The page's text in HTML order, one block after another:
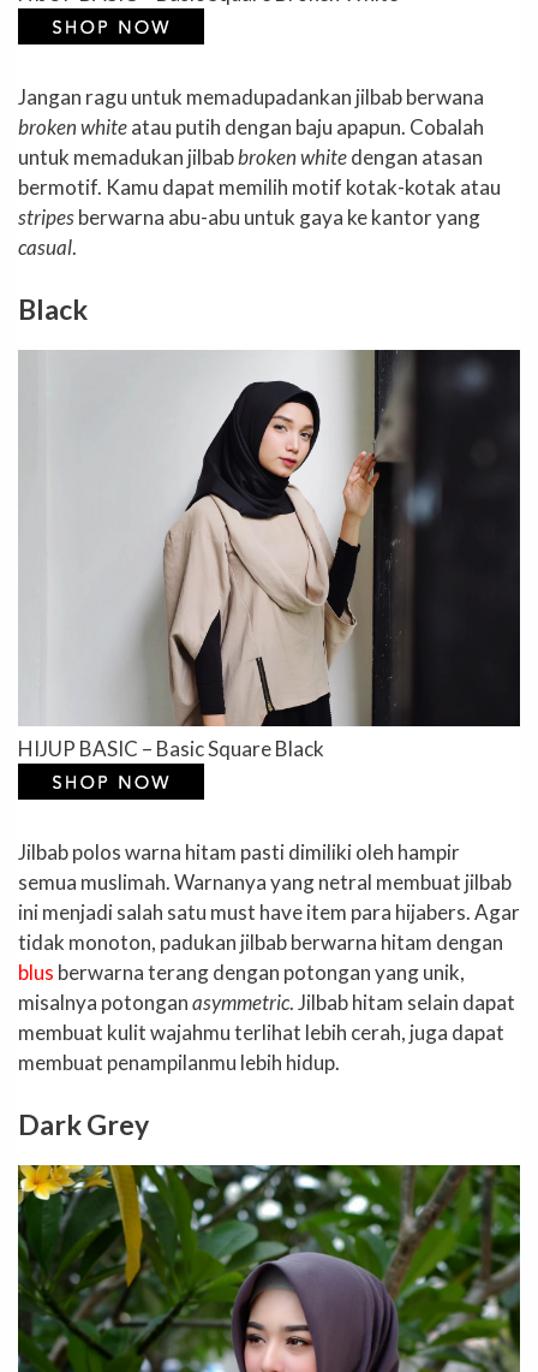
Jangan ragu untuk memadupadankan jilbab berwana
broken whiteatau putih dengan baju apapun. Cobalah
untuk memadukan jilbabbroken whitedengan atasan
bermotif. Kamu dapat memilih motif kotak-kotak atau
stripesberwarna abu-abu untuk gaya ke kantor yang
casual.
Black
HIJUP BASIC – Basic Square Black
Jilbab polos warna hitam pasti dimiliki oleh hampir
semua muslimah. Warnanya yang netral membuat jilbab
ini menjadi salah satu must have item para hijabers. Agar
tidak monoton, padukan jilbab berwarna hitam dengan
blus berwarna terang dengan potongan yang unik,
misalnya potonganasymmetric. Jilbab hitam selain dapat
membuat kulit wajahmu terlihat lebih cerah, juga dapat
membuat penampilanmu lebih hidup.
Dark Grey